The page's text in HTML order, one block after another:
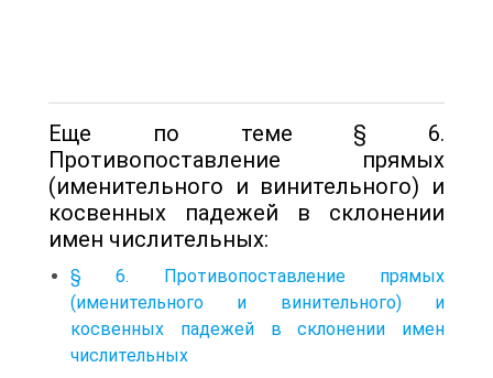
Еще по теме § 6.
Противопоставление прямых
(именительного и винительного) и
косвенных падежей в склонении
имен числительных:
§ 6. Противопоставление прямых
(именительного и винительного) и
косвенных падежей в склонении имен
числительных